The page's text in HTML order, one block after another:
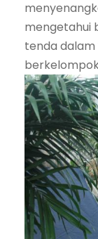
mengetahui
tenda dalam